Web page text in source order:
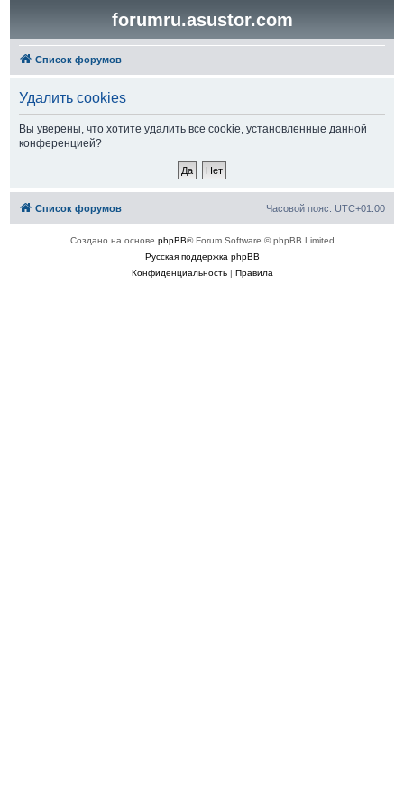
forumru.asustor.com
Список форумов
Удалить cookies
Вы уверены, что хотите удалить все cookie, установленные данной
конференцией?
Список форумов Часовой пояс: UTC+01:00
Создано на основе phpBB® Forum Software © phpBB Limited
Русская поддержка phpBB
Конфиденциальность| Правила